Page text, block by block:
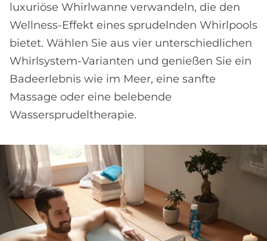
luxuriöse Whirlwanne verwandeln, die den
Wellness-Effekt eines sprudelnden Whirlpools
bietet. Wählen Sie aus vier unterschiedlichen
Whirlsystem-Varianten und genießen Sie ein
Badeerlebnis wie im Meer, eine sanfte
Massage oder eine belebende
Wassersprudeltherapie.